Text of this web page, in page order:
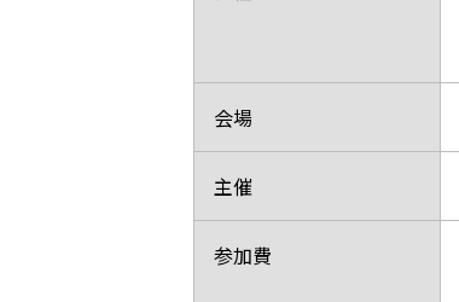
会場
主催
参加費